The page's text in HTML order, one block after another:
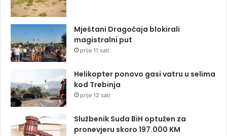
Mještani Dragočaja blokirali
magistralni put
prije 11 sati
Helikopter ponovo gasi vatru u selima
kod Trebinja
prije 12 sati
Službenik Suda BiH optužen za
pronevjeru skoro 197.000 KM